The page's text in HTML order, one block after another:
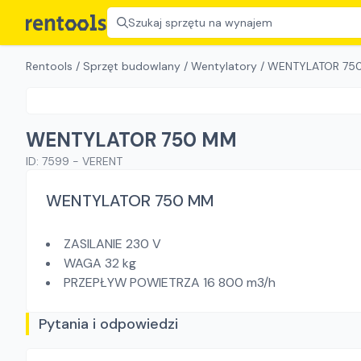
Szukaj sprzętu na wynajem
Rentools / Sprzęt budowlany / Wentylatory / WENTYLATOR
WENTYLATOR 750 MM
ID: 7599 - VERENT
WENTYLATOR 750 MM
ZASILANIE 230 V
WAGA 32 kg
PRZEPŁYW POWIETRZA 16 800 m3/h
Pytania i odpowiedzi